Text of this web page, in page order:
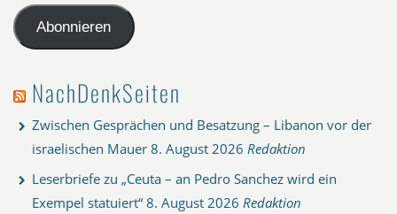
AdresseAbonnieren
NachDenkSeiten
Zwischen Gesprächen und Besatzung – Libanon vor der
israelischen Mauer 8. August 2026 Redaktion
Leserbriefe zu „Ceuta – an Pedro Sanchez wird ein
Exempel statuiert“ 8. August 2026 Redaktion